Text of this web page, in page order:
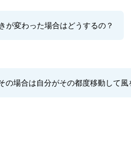
が変わった場合はどうするの？
の場合は自分がその都度移動して風